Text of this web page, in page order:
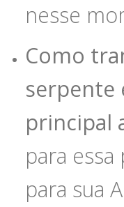
nesse
Como
serpente
principal
para
para sua